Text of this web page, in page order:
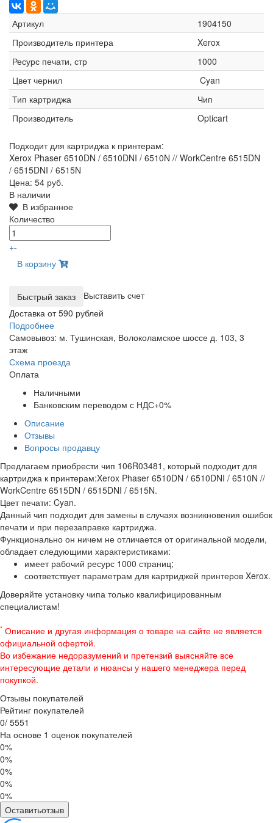
Артикул
1904150
Производитель принтера
Xerox
Ресурс печати, стр
1000
Цвет чернил
Cyan
Тип картриджа
Чип
Производитель
Opticart
Подходит для картриджа к принтерам:
Xerox Phaser 6510DN / 6510DNI / 6510N // WorkCentre 6515DN
/ 6515DNI / 6515N
Цена: 54 руб.
В наличии
В избранное
Количество
+-
В корзину
Выставить счет
Доставка от 590 рублей
Подробнее
Самовывоз: м. Тушинская, Волоколамское шоссе д. 103, 3
этаж
Схема проезда
Оплата
Наличными
Банковским переводом с НДС+0%
Описание
Отзывы
Вопросы продавцу
Предлагаем приобрести чип 106R03481, который подходит для
картриджа к принтерам:Xerox Phaser 6510DN / 6510DNI / 6510N //
WorkCentre 6515DN / 6515DNI / 6515N.
Цвет печати: Cyan.
Данный чип подходит для замены в случаях возникновения ошибок
печати и при перезаправке картриджа.
Функционально он ничем не отличается от оригинальной модели,
обладает следующими характеристиками:
имеет рабочий ресурс 1000 страниц;
соответствует параметрам для картриджей принтеров Xerox.
Доверяйте установку чипа только квалифицированным
специалистам!
* Описание и другая информация о товаре на сайте не является
официальной офертой.
Во избежание недоразумений и претензий выясняйте все
интересующие детали и нюансы у нашего менеджера перед
покупкой.
Отзывы покупателей
Рейтинг покупателей
0/ 5551
На основе 1 оценок покупателей
0%
0%
0%
0%
0%
Оставитьотзыв